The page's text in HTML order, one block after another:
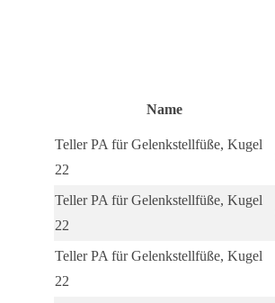
Name
Teller PA für Gelenkstellfüße, Kugel
22
Teller PA für Gelenkstellfüße, Kugel
22
Teller PA für Gelenkstellfüße, Kugel
22